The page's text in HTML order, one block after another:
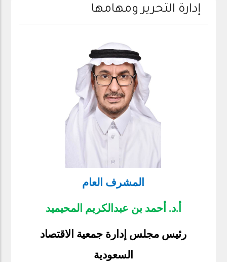
إدارة التحرير ومهامها
المشرف العام
أ.د. أحمد بن عبدالكريم المحيميد
رئيس مجلس إدارة جمعية الاقتصاد
السعودية